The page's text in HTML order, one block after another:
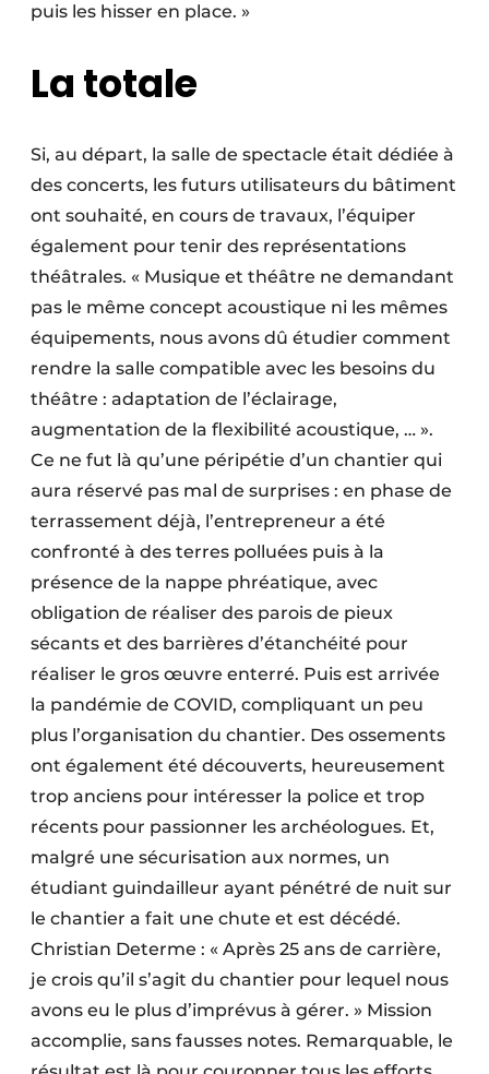
puis les hisser en place. »
La totale
Si, au départ, la salle de spectacle était dédiée à
des concerts, les futurs utilisateurs du bâtiment
ont souhaité, en cours de travaux, l’équiper
également pour tenir des représentations
théâtrales. « Musique et théâtre ne demandant
pas le même concept acoustique ni les mêmes
équipements, nous avons dû étudier comment
rendre la salle compatible avec les besoins du
théâtre : adaptation de l’éclairage,
augmentation de la flexibilité acoustique, … ».
Ce ne fut là qu’une péripétie d’un chantier qui
aura réservé pas mal de surprises : en phase de
terrassement déjà, l’entrepreneur a été
confronté à des terres polluées puis à la
présence de la nappe phréatique, avec
obligation de réaliser des parois de pieux
sécants et des barrières d’étanchéité pour
réaliser le gros œuvre enterré. Puis est arrivée
la pandémie de COVID, compliquant un peu
plus l’organisation du chantier. Des ossements
ont également été découverts, heureusement
trop anciens pour intéresser la police et trop
récents pour passionner les archéologues. Et,
malgré une sécurisation aux normes, un
étudiant guindailleur ayant pénétré de nuit sur
le chantier a fait une chute et est décédé.
Christian Determe : « Après 25 ans de carrière,
je crois qu’il s’agit du chantier pour lequel nous
avons eu le plus d’imprévus à gérer. » Mission
accomplie, sans fausses notes. Remarquable, le